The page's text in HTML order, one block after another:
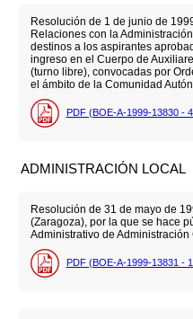
Resolución de 1 de junio de
Relaciones con la
destinos a los aspirantes
ingreso en el Cuerpo de
(turno libre), convocadas por
el ámbito de la Comunidad
PDF (BOE-A-1999-13830 - 4
ADMINISTRACIÓN LOCAL
Resolución de 31 de mayo de
(Zaragoza), por la que se hace
Administrativo de Administración
PDF (BOE-A-1999-13831 - 1